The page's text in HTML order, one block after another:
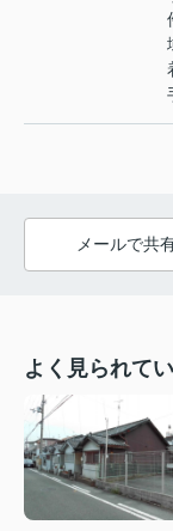
メールで共
よく見られて